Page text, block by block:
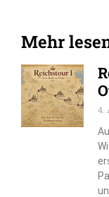
Mehr
4.